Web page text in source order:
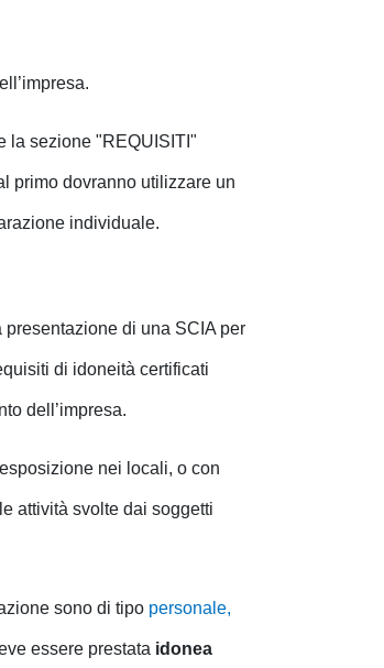
la sezione "REQUISITI"
primo dovranno utilizzare un
individuale.
presentazione di una SCIA per
di idoneità certificati
dell’impresa.
nei locali, o con
attività svolte dai soggetti
sono di tipo personale,
essere prestata idonea